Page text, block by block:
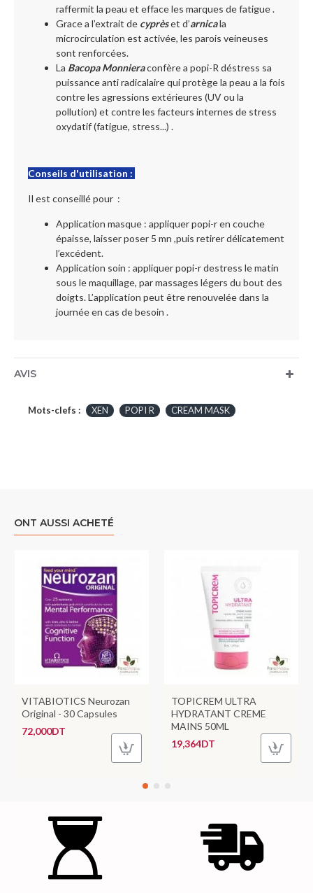
raffermit la peau et efface les marques de fatigue .
Grace a l’extrait de cyprèset d’arnicala
microcirculation est activée, les parois veineuses
sont renforcées.
La Bacopa Monnieraconfère a popi-R déstress sa
puissance anti radicalaire qui protège la peau a la fois
contre les agressions extérieures (UV ou la
pollution) et contre les facteurs internes de stress
oxydatif (fatigue, stress...) .
Conseils d'utilisation :
Il est conseillé pour :
Application masque : appliquer popi-r en couche
épaisse, laisser poser 5 mn ,puis retirer délicatement
l’excédent.
Application soin : appliquer popi-r destress le matin
sous le maquillage, par massages légers du bout des
doigts. L’application peut être renouvelée dans la
journée en cas de besoin .
AVIS
Mots-clefs : XEN POPI R CREAM MASK
ONT AUSSI ACHETÉ
VITABIOTICS Neurozan
Original - 30 Capsules
72,000DT
TOPICREM ULTRA
HYDRATANT CREME
MAINS 50ML
19,364DT